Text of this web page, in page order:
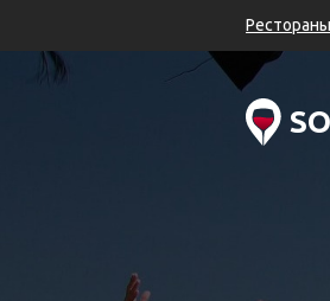
Рестораны